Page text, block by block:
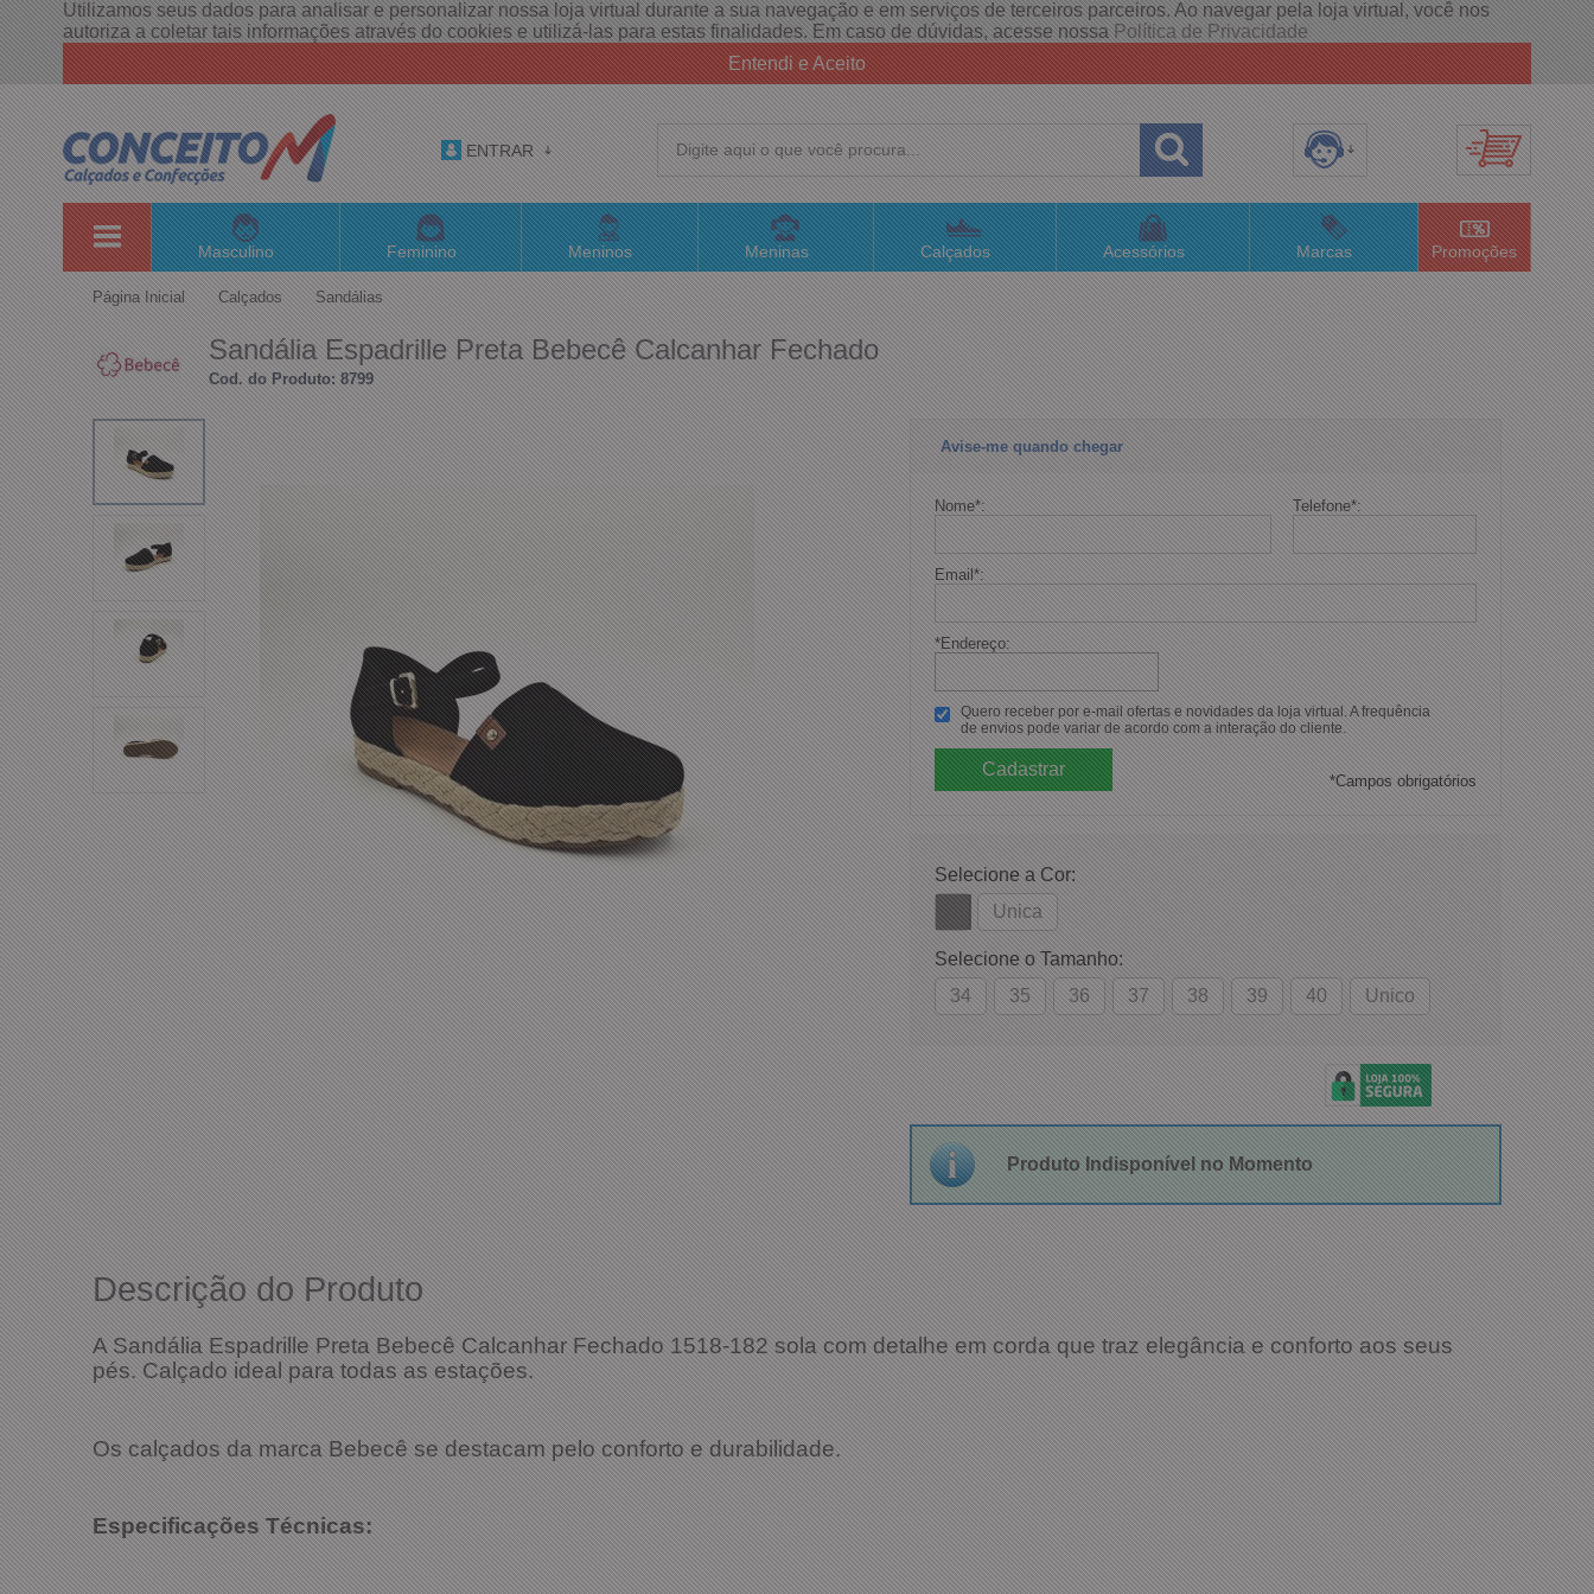
Utilizamos seus dados para analisar e personalizar nossa loja virtual durante a sua navegação e em serviços de terceiros parceiros. Ao navegar pela loja virtual, você nos
autoriza a coletar tais informações através do cookies e utilizá-las para estas finalidades. Em caso de dúvidas, acesse nossaPolítica de Privacidade
Entendi e Aceito
ENTRAR
(48) 3658-4820
(48)996063435
sac@lojaconceitom.com.br
Atendimento Online
Masculino Feminino Meninos Meninas Calçados Acessórios Marcas Promoções
Página Inicial Calçados Sandálias
Sandália Espadrille Preta Bebecê Calcanhar Fechado
Cod. do Produto: 8799
Avise-me quando chegar
Nome*: Telefone*:
Email*:
*Endereço:
Quero receber por e-mail ofertas e novidades da loja virtual. A frequência
de envios pode variar de acordo com a interação do cliente.
*Campos obrigatórios
Selecione a Cor:
Unica
Selecione o Tamanho:
34
35 36 37 38 39 40 Unico
Produto Indisponível no Momento
Descrição do Produto
A Sandália Espadrille Preta Bebecê Calcanhar Fechado 1518-182 sola com detalhe em corda que traz elegância e conforto aos seus
pés. Calçado ideal para todas as estações.
Os calçados da marca Bebecê se destacam pelo conforto e durabilidade.
Especificações Técnicas: